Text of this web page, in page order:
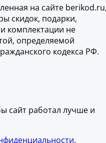
на сайте
скидок, подарки,
комплектации не
определяемой
кодекса РФ.
сайт работал лучше и